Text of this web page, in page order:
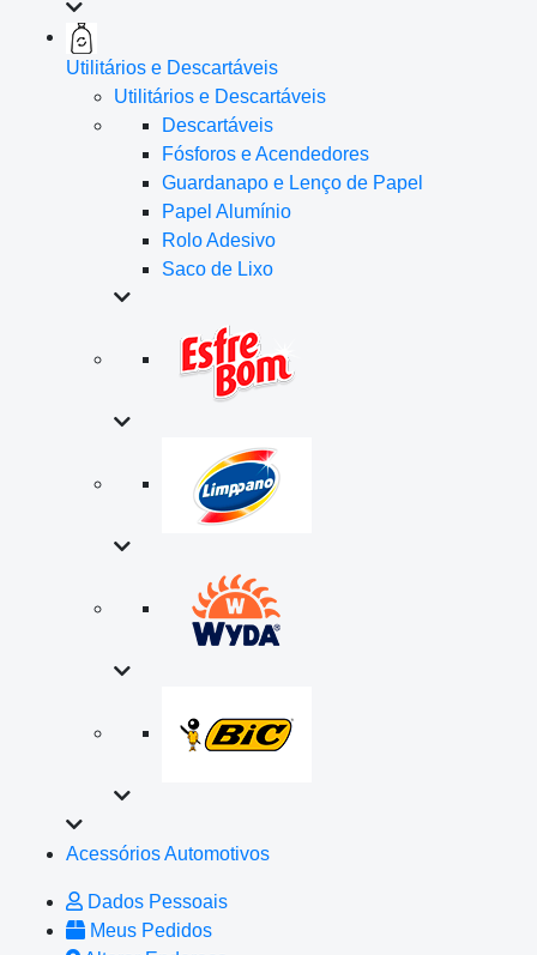
Utilitários e Descartáveis
Utilitários e Descartáveis
Descartáveis
Fósforos e Acendedores
Guardanapo e Lenço de Papel
Papel Alumínio
Rolo Adesivo
Saco de Lixo
Acessórios Automotivos
Dados Pessoais
Meus Pedidos